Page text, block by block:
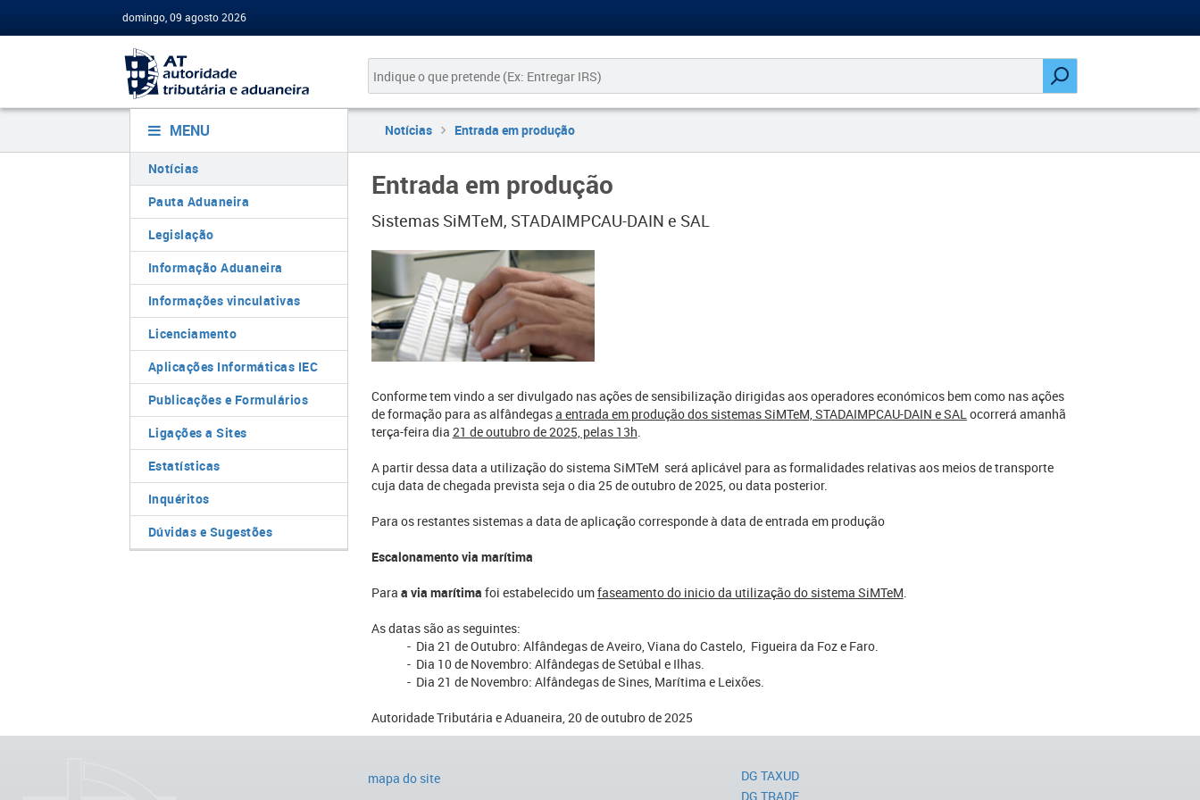
domingo, 09 agosto 2026
MENU
Notícias
Pauta Aduaneira
Legislação
Informação Aduaneira
Informações vinculativas
Licenciamento
Aplicações Informáticas IEC
Publicações e Formulários
Ligações a Sites
Estatísticas
Inquéritos
Dúvidas e Sugestões
Notícias Entrada em produção
Entrada em produção
Sistemas SiMTeM, STADAIMPCAU-DAIN e SAL
Conforme tem vindo a ser divulgado nas ações de sensibilização dirigidas aos operadores económicos bem como nas ações
de formação para as alfândegasa entrada em produção dos sistemas SiMTeM, STADAIMPCAU-DAIN e SALocorrerá amanhã
terça-feira dia 21 de outubro de 2025, pelas 13h.
A partir dessa data a utilização do sistema SiMTeM será aplicável para as formalidades relativas aos meios de transporte
cuja data de chegada prevista seja o dia 25 de outubro de 2025, ou data posterior.
Para os restantes sistemas a data de aplicação corresponde à data de entrada em produção
Escalonamento via marítima
Para a via marítima foi estabelecido umfaseamento do inicio da utilização do sistema SiMTeM.
As datas são as seguintes:
- Dia 21 de Outubro: Alfândegas de Aveiro, Viana do Castelo, Figueira da Foz e Faro.
- Dia 10 de Novembro: Alfândegas de Setúbal e Ilhas.
- Dia 21 de Novembro: Alfândegas de Sines, Marítima e Leixões.
Autoridade Tributária e Aduaneira, 20 de outubro de 2025
mapa do site
DG TAXUD
DG TRADE